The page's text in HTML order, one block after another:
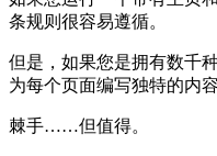
条规则很容易遵循。
但是，如果您是拥有数千
为每个页面编写独特的内
棘手……但值得。